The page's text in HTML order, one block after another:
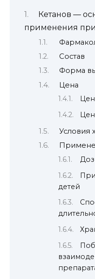
Кетанов —
применения
Состав
Форма
Цена
Условия
детей